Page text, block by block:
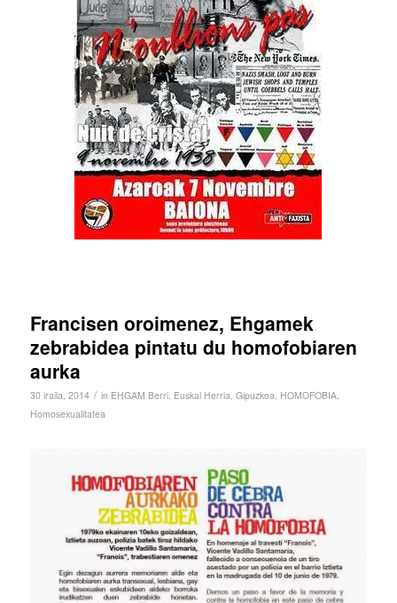
Francisen oroimenez, Ehgamek
zebrabidea pintatu du homofobiaren
aurka
30 iraila, 2014 / in EHGAM Berri, Euskal Herria Gipuzkoa HOMOFOBIA,
Homosexualitatea